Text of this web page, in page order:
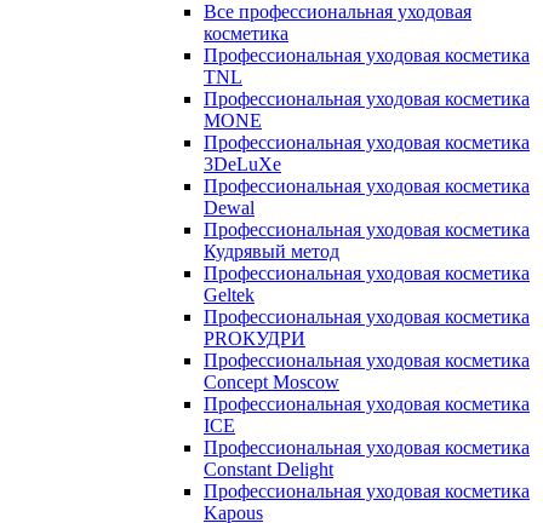
Все профессиональная уходовая
косметика
Профессиональная уходовая косметика
TNL
Профессиональная уходовая косметика
MONE
Профессиональная уходовая косметика
3DeLuXe
Профессиональная уходовая косметика
Dewal
Профессиональная уходовая косметика
Кудрявый метод
Профессиональная уходовая косметика
Geltek
Профессиональная уходовая косметика
PROКУДРИ
Профессиональная уходовая косметика
Concept Moscow
Профессиональная уходовая косметика
ICE
Профессиональная уходовая косметика
Constant Delight
Профессиональная уходовая косметика
Kapous